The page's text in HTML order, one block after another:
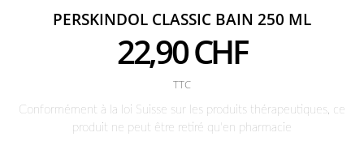
PERSKINDOL CLASSIC BAIN 250 ML
22,90 CHF
TTC
Conformément à la loi Suisse sur les produits thérapeutiques, ce
produit ne peut être retiré qu'en pharmacie